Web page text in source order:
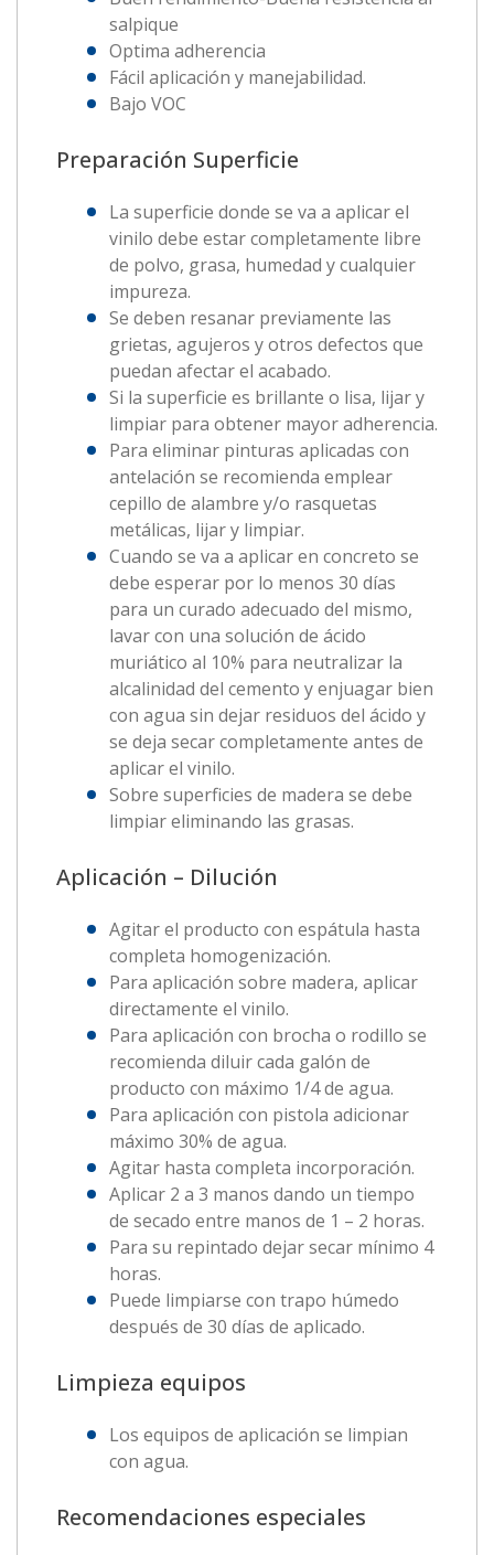
salpique
Optima adherencia
Fácil aplicación y manejabilidad.
Bajo VOC
Preparación Superficie
La superficie donde se va a aplicar el
vinilo debe estar completamente libre
de polvo, grasa, humedad y cualquier
impureza.
Se deben resanar previamente las
grietas, agujeros y otros defectos que
puedan afectar el acabado.
Si la superficie es brillante o lisa, lijar y
limpiar para obtener mayor adherencia.
Para eliminar pinturas aplicadas con
antelación se recomienda emplear
cepillo de alambre y/o rasquetas
metálicas, lijar y limpiar.
Cuando se va a aplicar en concreto se
debe esperar por lo menos 30 días
para un curado adecuado del mismo,
lavar con una solución de ácido
muriático al 10% para neutralizar la
alcalinidad del cemento y enjuagar bien
con agua sin dejar residuos del ácido y
se deja secar completamente antes de
aplicar el vinilo.
Sobre superficies de madera se debe
limpiar eliminando las grasas.
Aplicación – Dilución
Agitar el producto con espátula hasta
completa homogenización.
Para aplicación sobre madera, aplicar
directamente el vinilo.
Para aplicación con brocha o rodillo se
recomienda diluir cada galón de
producto con máximo 1/4 de agua.
Para aplicación con pistola adicionar
máximo 30% de agua.
Agitar hasta completa incorporación.
Aplicar 2 a 3 manos dando un tiempo
de secado entre manos de 1 – 2 horas.
Para su repintado dejar secar mínimo 4
horas.
Puede limpiarse con trapo húmedo
después de 30 días de aplicado.
Limpieza equipos
Los equipos de aplicación se limpian
con agua.
Recomendaciones especiales